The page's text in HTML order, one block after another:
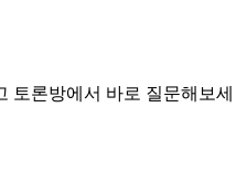
토론방에서 바로 질문해보세